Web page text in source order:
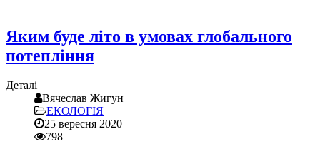
Яким буде літо в умовах глобального
потепління
Деталі
Вячеслав Жигун
ЕКОЛОГІЯ
25 вересня 2020
798